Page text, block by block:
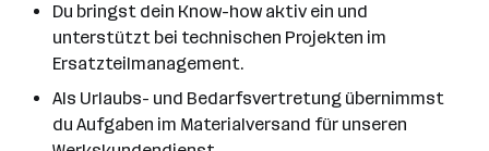
Du bringst dein Know-how aktiv ein und
unterstützt bei technischen Projekten im
Ersatzteilmanagement.
Als Urlaubs- und Bedarfsvertretung übernimmst
du Aufgaben im Materialversand für unseren